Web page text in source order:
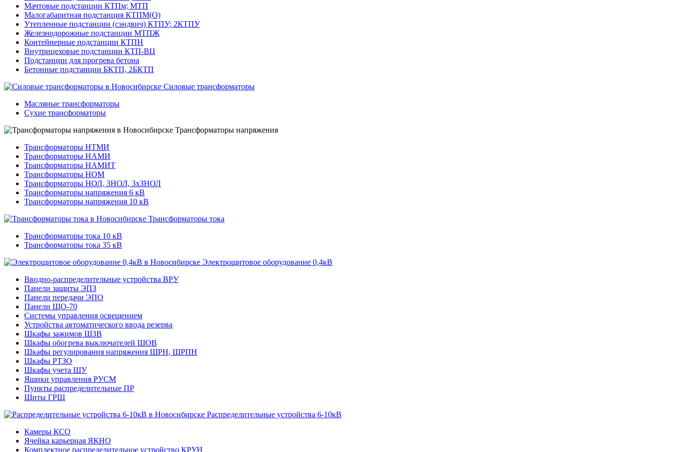
Мачтовые подстанции КТПм; МТП
Малогабаритная подстанция КТПМ(О)
Утепленные подстанции (сэндвич) КТПУ; 2КТПУ
Железнодорожные подстанции МТПЖ
Контейнерные подстанции КТПН
Внутрицеховые подстанции КТП-ВЦ
Подстанции для прогрева бетона
Бетонные подстанции БКТП, 2БКТП
Силовые трансформаторы
Масляные трансформаторы
Сухие трансформаторы
Трансформаторы напряжения
Трансформаторы НТМИ
Трансформаторы НАМИ
Трансформаторы НАМИТ
Трансформаторы НОМ
Трансформаторы НОЛ, ЗНОЛ, 3хЗНОЛ
Трансформаторы напряжения 6 кВ
Трансформаторы напряжения 10 кВ
Трансформаторы тока
Трансформаторы тока 10 кВ
Трансформаторы тока 35 кВ
Электрощитовое оборудование 0,4кВ
Вводно-распределительные устройства ВРУ
Панели защиты ЭПЗ
Панели передачи ЭПО
Панели ЩО-70
Системы управления освещением
Устройства автоматического ввода резерва
Шкафы зажимов ШЗВ
Шкафы обогрева выключателей ШОВ
Шкафы регулирования напряжения ШРН, ШРПН
Шкафы РТЗО
Шкафы учета ШУ
Ящики управления РУСМ
Пункты распределительные ПР
Щиты ГРЩ
Распределительные устройства 6-10кВ
Камеры КСО
Ячейка карьерная ЯКНО
Комплектное распределительное устройство КРУН